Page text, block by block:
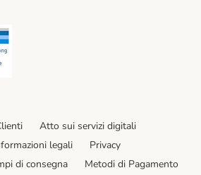
Atto sui servizi digitali
legali
Privacy
di consegna Metodi di Pagamento